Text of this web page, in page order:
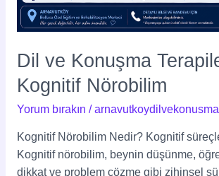
Dil ve Konuşma
Kognitif Nörobilim
Yorum bırakın /
Kognitif Nörobilim Nedir? Kognitif
Kognitif nörobilim, beynin düşünme,
dikkat ve problem çözme gibi zihinsel